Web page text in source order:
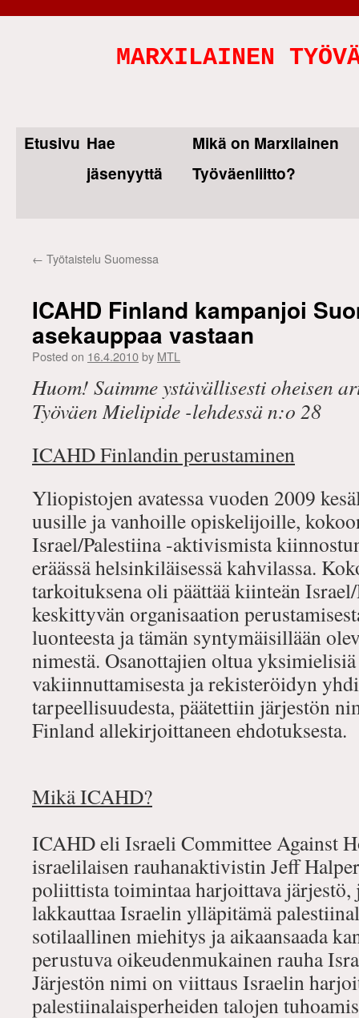
MARXILAINEN
Skip
Etusivu Hae
jäsenyyttä
Mikä on Marxilainen
Työväenliitto?
← Työtaistelu Suomessa
ICAHD Finland kampanjoi
asekauppaa vastaan
Posted on 16.4.2010by MTL
Huom! Saimme ystävällisesti oheisen
Työväen Mielipide -lehdessä n:o 28
ICAHD Finlandin perustaminen
Yliopistojen avatessa vuoden 2009
uusille ja vanhoille opiskelijoille,
Israel/Palestiina -aktivismista
eräässä helsinkiläisessä kahvilassa.
tarkoituksena oli päättää kiinteän
keskittyvän organisaation
luonteesta ja tämän syntymäisillään
nimestä. Osanottajien oltua
vakiinnuttamisesta ja rekisteröidyn
tarpeellisuudesta, päätettiin järjestön
Finland allekirjoittaneen ehdotuksesta.
Mikä ICAHD?
ICAHD eli Israeli Committee Against
israelilaisen rauhanaktivistin Jeff
poliittista toimintaa harjoittava järjestö,
lakkauttaa Israelin ylläpitämä
sotilaallinen miehitys ja aikaansaada
perustuva oikeudenmukainen rauha
Järjestön nimi on viittaus Israelin
palestiinalaisperheiden talojen